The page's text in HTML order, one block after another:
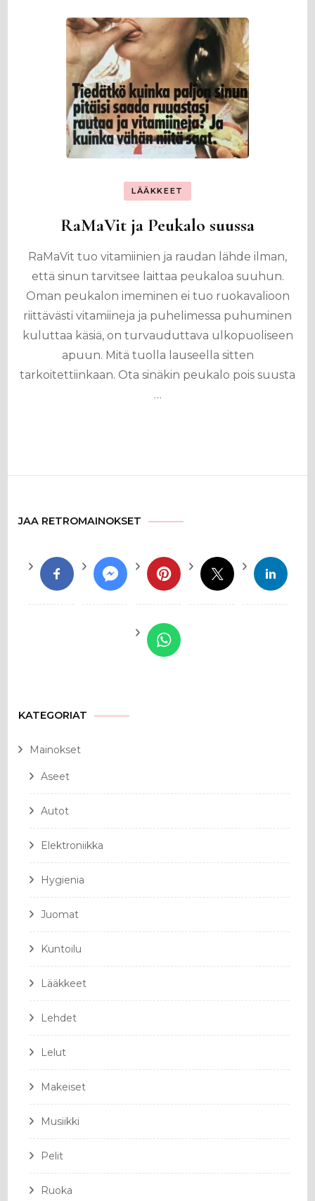
LÄÄKKEET
RaMaVit ja Peukalo suussa
RaMaVit tuo vitamiinien ja raudan lähde ilman,
että sinun tarvitsee laittaa peukaloa suuhun.
Oman peukalon imeminen ei tuo ruokavalioon
riittävästi vitamiineja ja puhelimessa puhuminen
kuluttaa käsiä, on turvauduttava ulkopuoliseen
apuun. Mitä tuolla lauseella sitten
tarkoitettiinkaan. Ota sinäkin peukalo pois suusta
…
JAA RETROMAINOKSET
KATEGORIAT
Mainokset
Aseet
Autot
Elektroniikka
Hygienia
Juomat
Kuntoilu
Lääkkeet
Lehdet
Lelut
Makeiset
Musiikki
Pelit
Ruoka